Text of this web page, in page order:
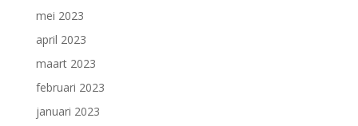
mei 2023
april 2023
maart 2023
februari 2023
januari 2023